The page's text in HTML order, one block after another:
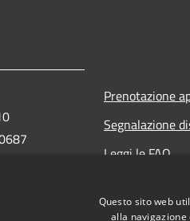
Prenotazione
Segnalazione
Leggi le FAQ
Questo sito web
alla